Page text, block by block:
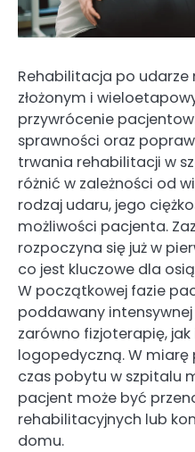
Rehabilitacja po
złożonym i
przywrócenie
sprawności oraz
trwania rehabilitacji w
różnić w zależności od
rodzaj udaru, jego
możliwości pacjenta.
rozpoczyna się już w
co jest kluczowe dla
W początkowej fazie
poddawany
zarówno fizjoterapię,
logopedyczną. W
czas pobytu w szpitalu
pacjent może być
rehabilitacyjnych lub
domu.